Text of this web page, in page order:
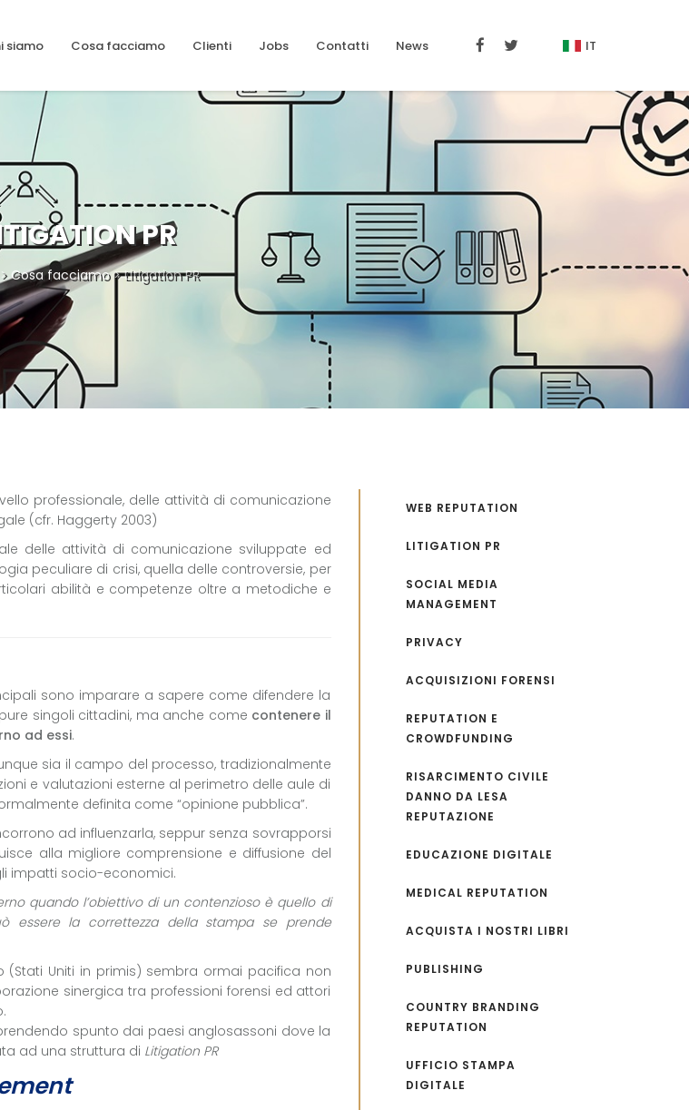
siamo Cosa facciamo Clienti Jobs Contatti News IT
PR
Cosa facciamo> Litigation PR
professionale, delle attività di comunicazione
(cfr. Haggerty 2003)
delle attività di comunicazione sviluppate ed
peculiare di crisi, quella delle controversie, per
abilità e competenze oltre a metodiche e
sono imparare a sapere come difendere la
singoli cittadini, ma anche come contenere il
ad essi.
sia il campo del processo, tradizionalmente
e valutazioni esterne al perimetro delle aule di
definita come “opinione pubblica”.
ad influenzarla, seppur senza sovrapporsi
alla migliore comprensione e diffusione del
impatti socio-economici.
quando l’obiettivo di un contenzioso è quello di
essere la correttezza della stampa se prende
(Stati Uniti in primis) sembra ormai pacifica non
sinergica tra professioni forensi ed attori
spunto dai paesi anglosassoni dove la
ad una struttura di Litigation PR
WEB REPUTATION
LITIGATION PR
SOCIAL MEDIA
MANAGEMENT
PRIVACY
ACQUISIZIONI FORENSI
REPUTATION E
CROWDFUNDING
RISARCIMENTO CIVILE
DANNO DA LESA
REPUTAZIONE
EDUCAZIONE DIGITALE
MEDICAL REPUTATION
ACQUISTA I NOSTRI LIBRI
PUBLISHING
COUNTRY BRANDING
REPUTATION
UFFICIO STAMPA
DIGITALE